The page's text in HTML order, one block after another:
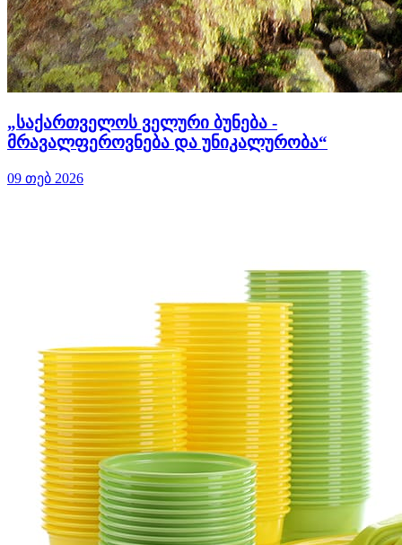
„საქართველოს ველური ბუნება -
მრავალფეროვნება და უნიკალურობა“
09 თებ 2026